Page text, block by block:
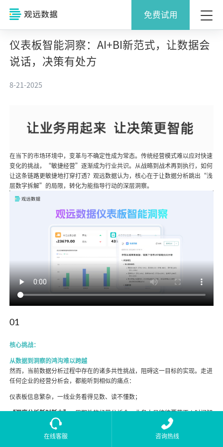
免费试用
仪表板智能洞察：AI+BI新范式，让数据会
说话，决策有处方
8-21-2025
在当下的市场环境中，变革与不确定性成为常态。传统经营模式难以应对快速
变化的挑战，“敏捷经营”逐渐成为行业共识。从战略到战术再到执行，如何
让这条链路更敏捷地打穿打透？观远数据认为，核心在于让数据分析跳出“浅
层数字拆解”的局限，转化为能指导行动的深层洞察。
01
核心挑战：
从数据到洞察的鸿沟难以跨越
然而，当前数据分析过程中存在的诸多共性挑战，阻碍这一目标的实现。走进
任何企业的经营分析会，都能听到相似的痛点：
仪表板信息繁杂，一线业务看得见数、读不懂数；
“深度分析耗时耗力”：周期性的经营分析会，业务人员往往要花不少时间解
读看板数据、梳理汇报材料；
“分析经验难复制”：优秀洞察思路难以规范化沉淀，好的经验只在业务专家
在线客服 咨询热线